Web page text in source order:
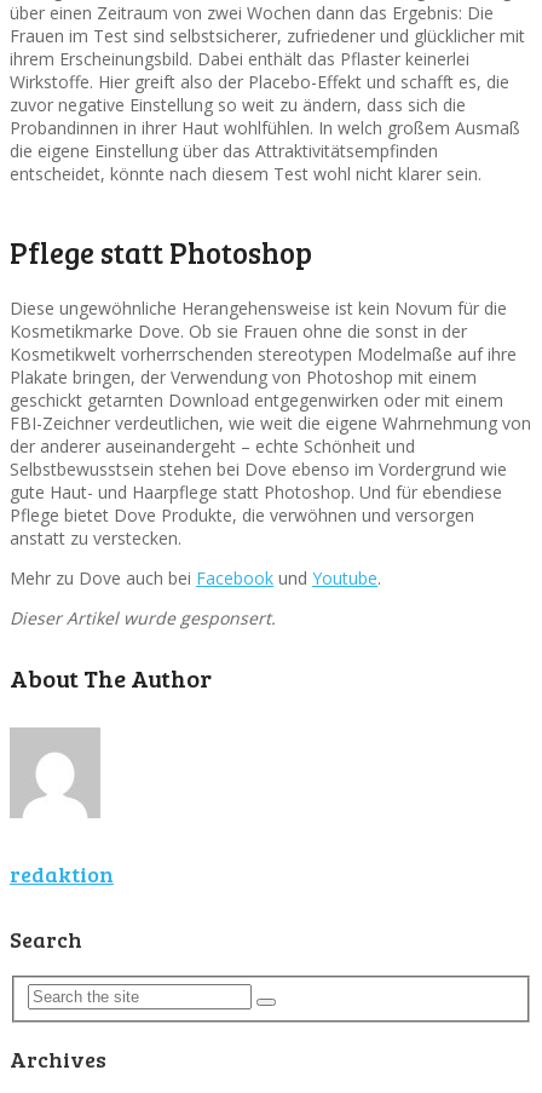
über einen Zeitraum von zwei Wochen dann das Ergebnis: Die
Frauen im Test sind selbstsicherer, zufriedener und glücklicher mit
ihrem Erscheinungsbild. Dabei enthält das Pflaster keinerlei
Wirkstoffe. Hier greift also der Placebo-Effekt und schafft es, die
zuvor negative Einstellung so weit zu ändern, dass sich die
Probandinnen in ihrer Haut wohlfühlen. In welch großem Ausmaß
die eigene Einstellung über das Attraktivitätsempfinden
entscheidet, könnte nach diesem Test wohl nicht klarer sein.
Pflege statt Photoshop
Diese ungewöhnliche Herangehensweise ist kein Novum für die
Kosmetikmarke Dove. Ob sie Frauen ohne die sonst in der
Kosmetikwelt vorherrschenden stereotypen Modelmaße auf ihre
Plakate bringen, der Verwendung von Photoshop mit einem
geschickt getarnten Download entgegenwirken oder mit einem
FBI-Zeichner verdeutlichen, wie weit die eigene Wahrnehmung von
der anderer auseinandergeht – echte Schönheit und
Selbstbewusstsein stehen bei Dove ebenso im Vordergrund wie
gute Haut- und Haarpflege statt Photoshop. Und für ebendiese
Pflege bietet Dove Produkte, die verwöhnen und versorgen
anstatt zu verstecken.
Mehr zu Dove auch bei Facebook und Youtube.
Dieser Artikel wurde gesponsert.
About The Author
redaktion
Search
Archives